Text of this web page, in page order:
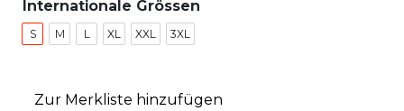
Internationale Grössen
S M L XL XXL 3XL
Zur Merkliste hinzufügen